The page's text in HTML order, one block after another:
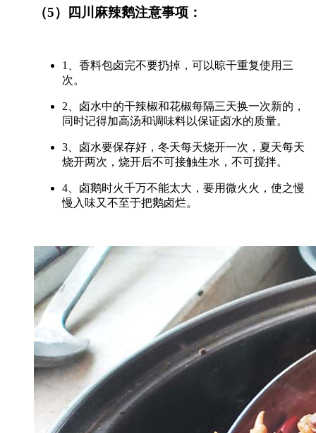
（5）四川麻辣鹅注意事项：
1、香料包卤完不要扔掉，可以晾干重复使用三
次。
2、卤水中的干辣椒和花椒每隔三天换一次新的，
同时记得加高汤和调味料以保证卤水的质量。
3、卤水要保存好，冬天每天烧开一次，夏天每天
烧开两次，烧开后不可接触生水，不可搅拌。
4、卤鹅时火千万不能太大，要用微火火，使之慢
慢入味又不至于把鹅卤烂。